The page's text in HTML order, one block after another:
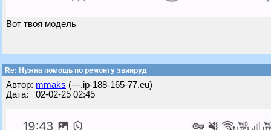
Вот твоя модель
Re: Нужна помощь по ремонту эвинруд
Автор: mmaks (---.ip-188-165-77.eu)
Дата: 02-02-25 02:45